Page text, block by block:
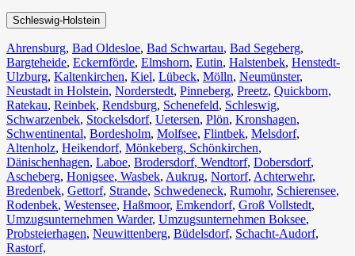
Schleswig-Holstein
Ahrensburg, Bad Oldesloe, Bad Schwartau, Bad Segeberg,
Bargteheide, Eckernförde, Elmshorn, Eutin, Halstenbek, Henstedt-
Ulzburg, Kaltenkirchen, Kiel, Lübeck, Mölln, Neumünster,
Neustadt in Holstein, Norderstedt, Pinneberg, Preetz, Quickborn,
Ratekau, Reinbek, Rendsburg, Schenefeld, Schleswig,
Schwarzenbek, Stockelsdorf, Uetersen, Plön, Kronshagen,
Schwentinental, Bordesholm, Molfsee, Flintbek, Melsdorf,
Altenholz, Heikendorf, Mönkeberg, Schönkirchen,
Dänischenhagen, Laboe, Brodersdorf, Wendtorf, Dobersdorf,
Ascheberg, Honigsee, Wasbek, Aukrug, Nortorf, Achterwehr,
Bredenbek, Gettorf, Strande, Schwedeneck, Rumohr, Schierensee,
Rodenbek, Westensee, Haßmoor, Emkendorf, Groß Vollstedt,
Umzugsunternehmen Warder, Umzugsunternehmen Boksee,
Probsteierhagen, Neuwittenberg, Büdelsdorf, Schacht-Audorf,
Rastorf,